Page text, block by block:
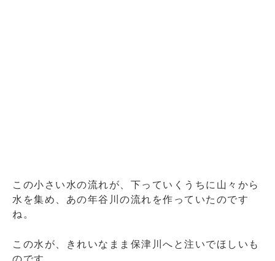
この小さい水の流れが、下っていくうちに山々から
水を集め、あの年谷川の流れを作っていたのです
ね。
この水が、きれいなまま保津川へと注いでほしいも
のです。